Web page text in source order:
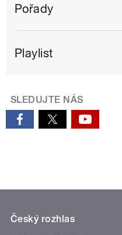
Pořady
Playlist
SLEDUJTE NÁS
Český rozhlas